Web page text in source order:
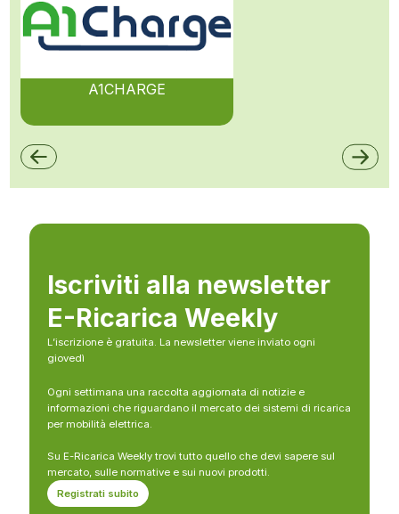
A1CHARGE
Iscriviti alla newsletter
E-Ricarica Weekly
L’iscrizione è gratuita. La newsletter viene inviato ogni
giovedì
Ogni settimana una raccolta aggiornata di notizie e
informazioni che riguardano il mercato dei sistemi di ricarica
per mobilità elettrica.
Su E-Ricarica Weekly trovi tutto quello che devi sapere sul
mercato, sulle normative e sui nuovi prodotti.
Registrati subito